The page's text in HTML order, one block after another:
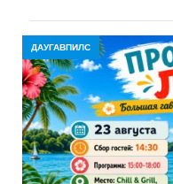
ДАУГАВПИЛС